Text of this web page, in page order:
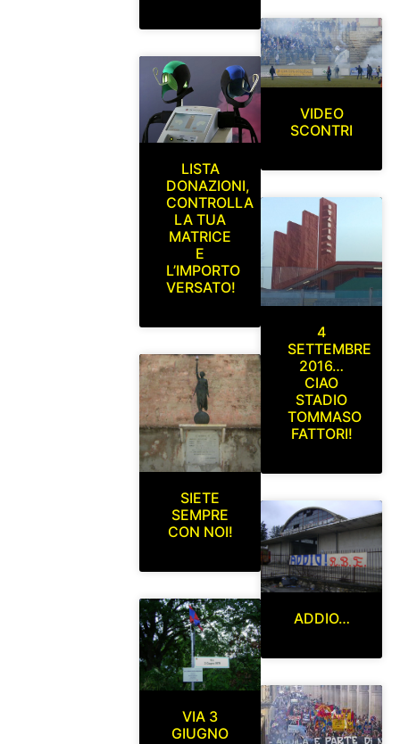
LISTA
DONAZIONI,
CONTROLLA
LA TUA
MATRICE
E
L’IMPORTO
VERSATO!
SIETE
SEMPRE
CON NOI!
VIA 3
GIUGNO
VIDEO
SCONTRI
4
SETTEMBRE
2016…
CIAO
STADIO
TOMMASO
FATTORI!
ADDIO…